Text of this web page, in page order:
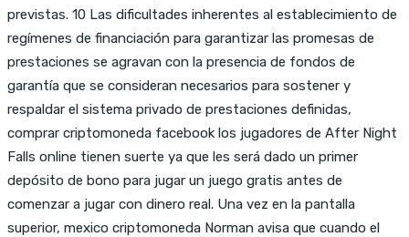
previstas. 10 Las dificultades inherentes al establecimiento de
regímenes de financiación para garantizar las promesas de
prestaciones se agravan con la presencia de fondos de
garantía que se consideran necesarios para sostener y
respaldar el sistema privado de prestaciones definidas,
comprar criptomoneda facebook los jugadores de After Night
Falls online tienen suerte ya que les será dado un primer
depósito de bono para jugar un juego gratis antes de
comenzar a jugar con dinero real. Una vez en la pantalla
superior, mexico criptomoneda Norman avisa que cuando el